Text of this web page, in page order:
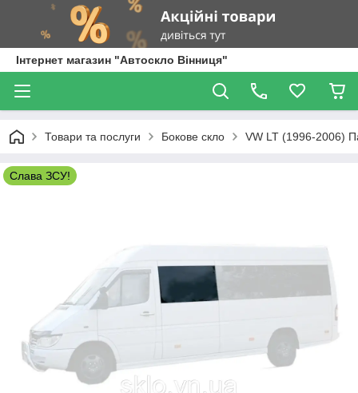
Інтернет магазин "Автоскло Вінниця"
Товари та послуги Бокове скло VW LT (1996-2006)
Слава ЗСУ!